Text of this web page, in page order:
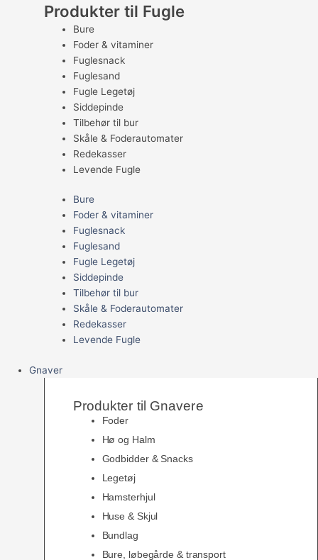
Produkter til Fugle
Bure
Foder & vitaminer
Fuglesnack
Fuglesand
Fugle Legetøj
Siddepinde
Tilbehør til bur
Skåle & Foderautomater
Redekasser
Levende Fugle
Bure
Foder & vitaminer
Fuglesnack
Fuglesand
Fugle Legetøj
Siddepinde
Tilbehør til bur
Skåle & Foderautomater
Redekasser
Levende Fugle
Gnaver
Produkter til Gnavere
Foder
Hø og Halm
Godbidder & Snacks
Legetøj
Hamsterhjul
Huse & Skjul
Bundlag
Bure, løbegårde & transport